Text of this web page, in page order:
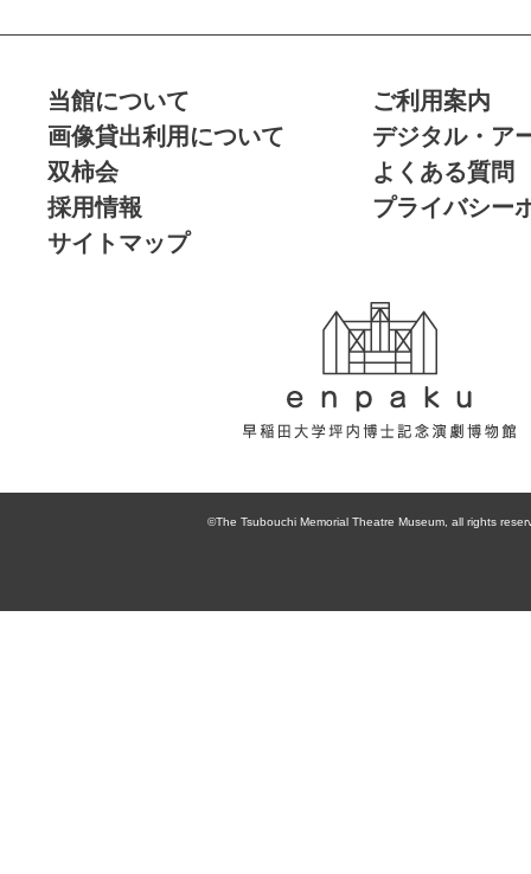
当館について
ご利用案内
画像貸出利用について
デジタル・ア
双柿会
よくある質問
採用情報
プライバシー
サイトマップ
大学坪内博士記
念演劇博物館
©The Tsubouchi Memorial Theatre Museum, all rights